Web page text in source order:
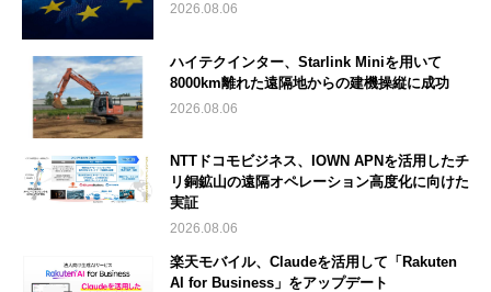
2026.08.06
ハイテクインター、Starlink Miniを用いて
8000km離れた遠隔地からの建機操縦に成功
2026.08.06
NTTドコモビジネス、IOWN APNを活用したチ
リ銅鉱山の遠隔オペレーション高度化に向けた
実証
2026.08.06
楽天モバイル、Claudeを活用して「Rakuten
AI for Business」をアップデート